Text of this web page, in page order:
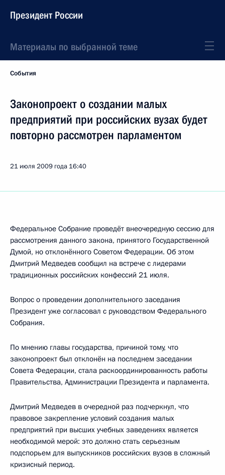
Президент России
Материалы по выбранной теме
События
Законопроект о создании малых
предприятий при российских вузах будет
повторно рассмотрен парламентом
21 июля 2009 года 16:40
Федеральное Собрание проведёт внеочередную сессию для
рассмотрения данного закона, принятого Государственной
Думой, но отклонённого Советом Федерации. Об этом
Дмитрий Медведев сообщил на встрече с лидерами
традиционных российских конфессий 21 июля.
Вопрос о проведении дополнительного заседания
Президент уже согласовал с руководством Федерального
Собрания.
По мнению главы государства, причиной тому, что
законопроект был отклонён на последнем заседании
Совета Федерации, стала раскоординированность работы
Правительства, Администрации Президента и парламента.
Дмитрий Медведев в очередной раз подчеркнул, что
правовое закрепление условий создания малых
предприятий при высших учебных заведениях является
необходимой мерой: это должно стать серьезным
подспорьем для выпускников российских вузов в сложный
кризисный период.